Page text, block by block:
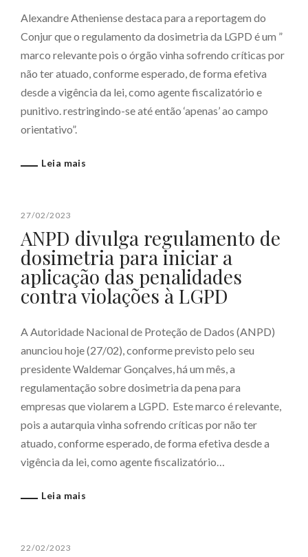
Alexandre Atheniense destaca para a reportagem do
Conjur que o regulamento da dosimetria da LGPD é um ”
marco relevante pois o órgão vinha sofrendo críticas por
não ter atuado, conforme esperado, de forma efetiva
desde a vigência da lei, como agente fiscalizatório e
punitivo. restringindo-se até então ‘apenas’ ao campo
orientativo”.
Leia mais
27/02/2023
ANPD divulga regulamento de
dosimetria para iniciar a
aplicação das penalidades
contra violações à LGPD
A Autoridade Nacional de Proteção de Dados (ANPD)
anunciou hoje (27/02), conforme previsto pelo seu
presidente Waldemar Gonçalves, há um mês, a
regulamentação sobre dosimetria da pena para
empresas que violarem a LGPD. Este marco é relevante,
pois a autarquia vinha sofrendo críticas por não ter
atuado, conforme esperado, de forma efetiva desde a
vigência da lei, como agente fiscalizatório…
Leia mais
22/02/2023